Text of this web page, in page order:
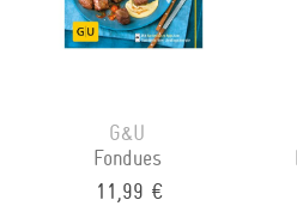
G&U
Fondues
11,99 €